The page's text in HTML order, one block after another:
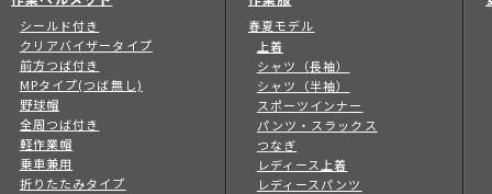
シールド付き
クリアバイザータイプ
前方つば付き
MPタイプ(つば無し)
野球帽
全周つば付き
軽作業帽
乗車兼用
折りたたみタイプ
春夏モデル
上着
シャツ（長袖）
シャツ（半袖）
スポーツインナー
パンツ・スラックス
つなぎ
レディース上着
レディースパンツ